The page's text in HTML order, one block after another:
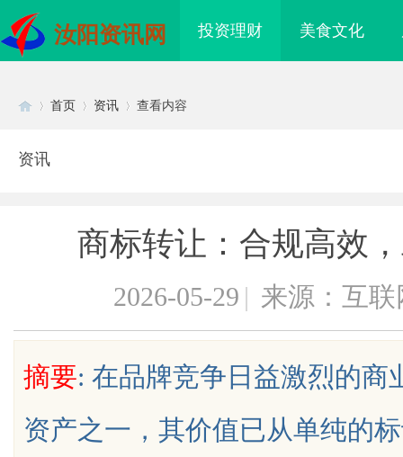
汝阳资讯网 投资理财 美食文化
首页 资讯 查看内容
资讯
商标转让：合规高效
2026-05-29 | 来源：互联
摘要: 在品牌竞争日益激烈的商
资产之一，其价值已从单纯的
究竟藏着哪些行业秘诀？